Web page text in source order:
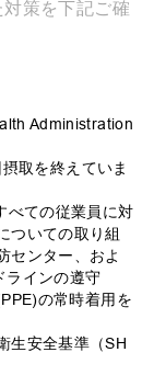
策を下記ご確
ン
Administration
取を終えていま
べての従業員に対
ついての取り組
センター、およ
ラインの遵守
の常時着用を
生安全基準（SH